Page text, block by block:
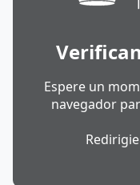
Espere un
navegador